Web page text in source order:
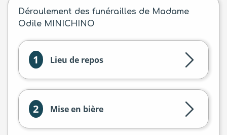
Déroulement des funérailles de Madame
Odile MINICHINO
1 Lieu de repos
2 Mise en bière